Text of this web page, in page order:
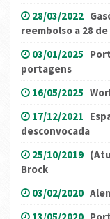
28/03/2022
reembolso a 28
03/01/2025
portagens
16/05/2025
17/12/2021
desconvocada
25/10/2019
Brock
03/02/2020